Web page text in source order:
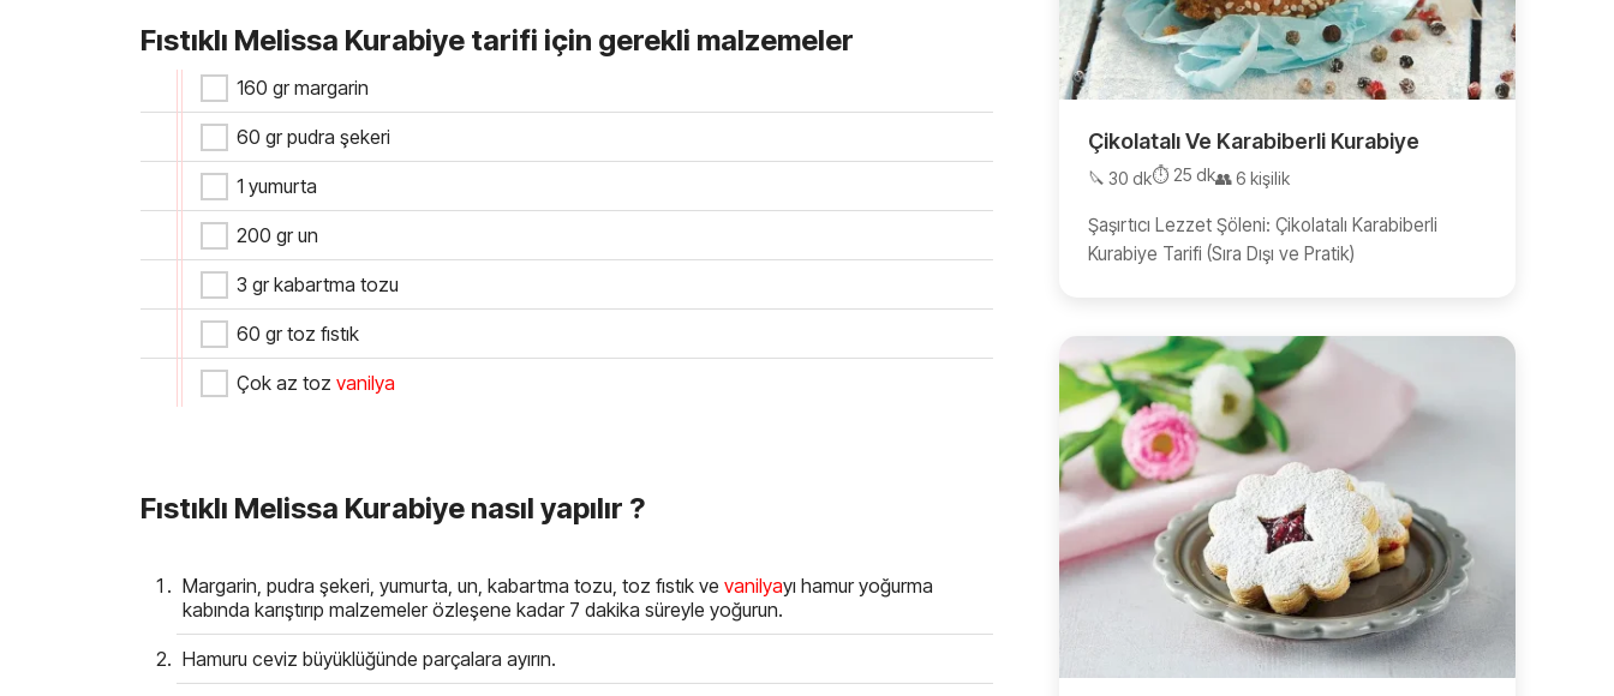
Fıstıklı Melissa Kurabiye tarifi için gerekli malzemeler
160 gr margarin
60 gr pudra şekeri
1 yumurta
200 gr un
3 gr kabartma tozu
60 gr toz fıstık
Çok az toz vanilya
Fıstıklı Melissa Kurabiye nasıl yapılır ?
Margarin, pudra şekeri, yumurta, un, kabartma tozu, toz fıstık ve vanilyayı hamur yoğurma
kabında karıştırıp malzemeler özleşene kadar 7 dakika süreyle yoğurun.
Hamuru ceviz büyüklüğünde parçalara ayırın.
Çikolatalı Ve Karabiberli Kurabiye
🔪 30 dk⏱️ 25 dk👥 6 kişilik
Şaşırtıcı Lezzet Şöleni: Çikolatalı Karabiberli
Kurabiye Tarifi (Sıra Dışı ve Pratik)